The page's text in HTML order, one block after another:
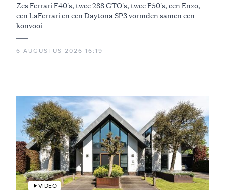
Zes Ferrari F40's, twee 288 GTO's, twee F50's, een Enzo,
een LaFerrari en een Daytona SP3 vormden samen een
konvooi
6 AUGUSTUS 2026 16:19
VIDEO